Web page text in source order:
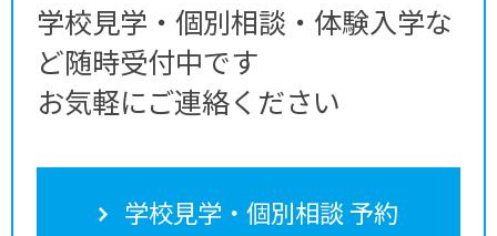
学校見学・個別相談・体験入学な
ど随時受付中です
お気軽にご連絡ください
学校見学・個別相談 予約